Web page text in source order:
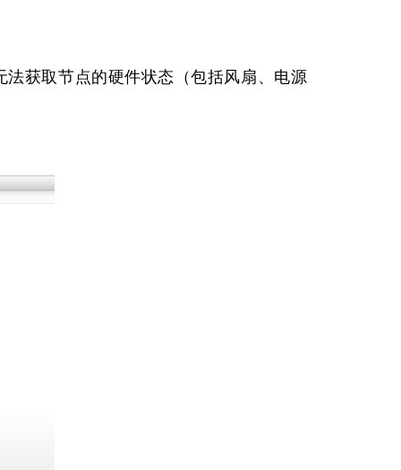
获取节点的硬件状态（包括风扇、电源